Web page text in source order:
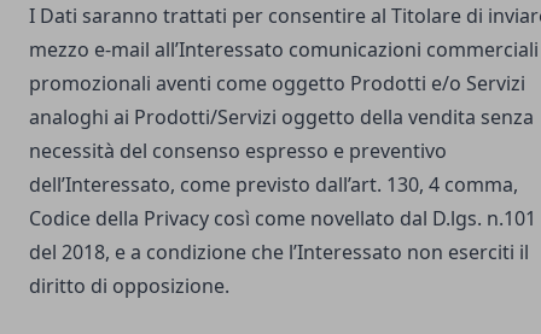
I Dati saranno trattati per consentire al Titolare di
mezzo e-mail all’Interessato comunicazioni
promozionali aventi come oggetto Prodotti e/o Servizi
analoghi ai Prodotti/Servizi oggetto della vendita senza
necessità del consenso espresso e preventivo
dell’Interessato, come previsto dall’art. 130, 4 comma,
Codice della Privacy così come novellato dal D.lgs. n.101
del 2018, e a condizione che l’Interessato non eserciti il
diritto di opposizione.